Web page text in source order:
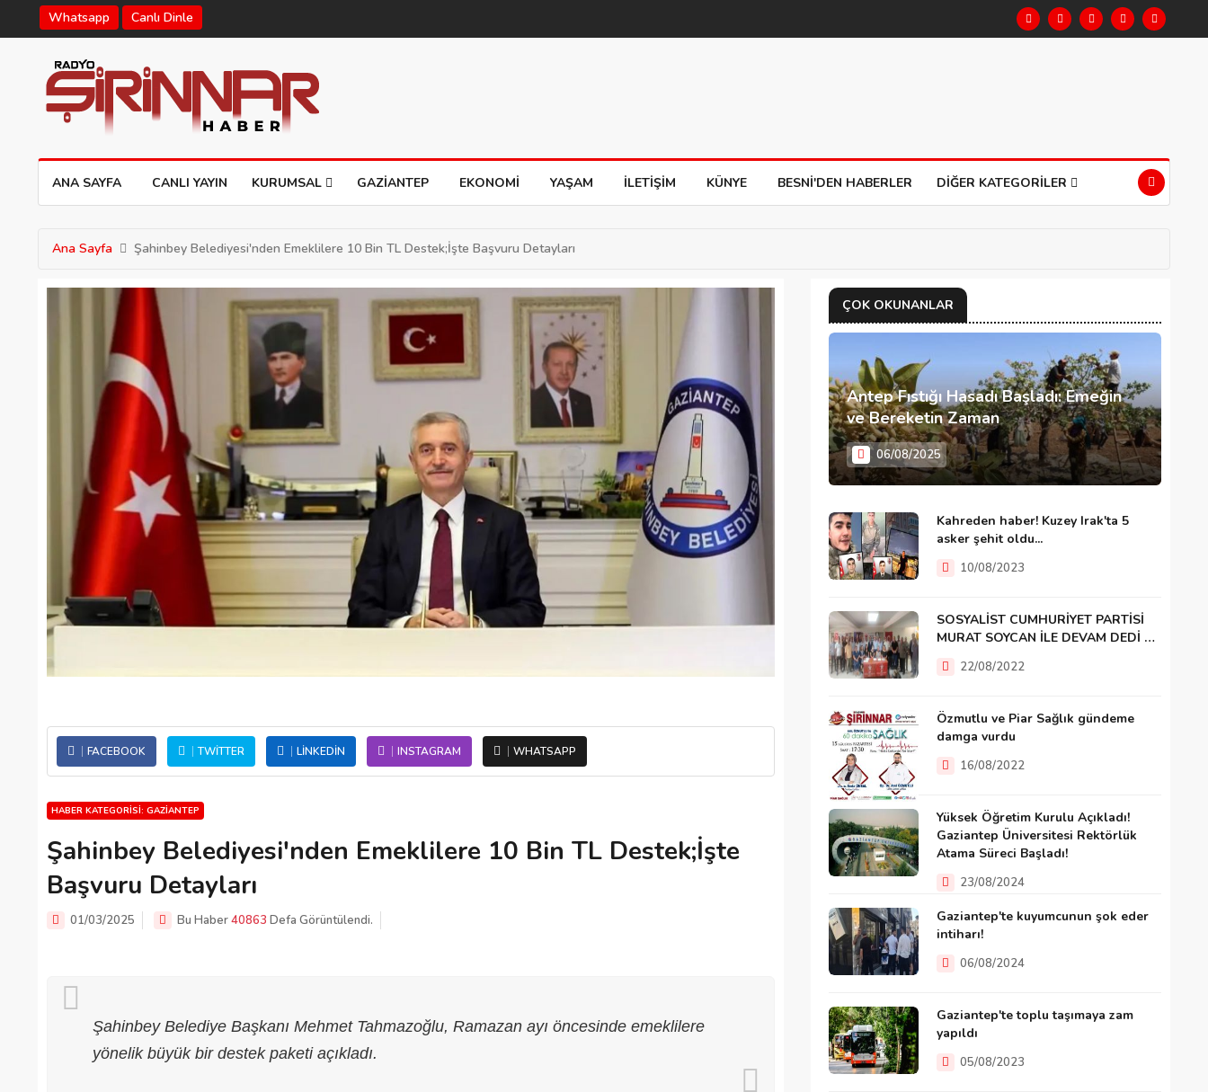
Whatsapp Canlı Dinle
ANA SAYFA CANLI YAYIN KURUMSAL GAZIANTEP EKONOMI YAŞAM İLETIŞIM KÜNYE BESNI'DEN HABERLER DIĞER KATEGORILER
Ana Sayfa Şahinbey Belediyesi'nden Emeklilere 10 Bin TL Destek;İşte Başvuru Detayları
FACEBOOK TWITTER LINKEDIN INSTAGRAM WHATSAPP
HABER KATEGORISI: GAZIANTEP
Şahinbey Belediyesi'nden Emeklilere 10 Bin TL Destek;İşte
Başvuru Detayları
01/03/2025 Bu Haber40863 Defa Görüntülendi.
Şahinbey Belediye Başkanı Mehmet Tahmazoğlu, Ramazan ayı öncesinde emeklilere
yönelik büyük bir destek paketi açıkladı.
ÇOK OKUNANLAR
Antep Fıstığı Hasadı Başladı: Emeğin
ve Bereketin Zaman
06/08/2025
Kahreden haber! Kuzey Irak'ta 5
asker şehit oldu...
10/08/2023
SOSYALİST CUMHURİYET PARTİSİ
MURAT SOYCAN İLE DEVAM DEDİ …
22/08/2022
Özmutlu ve Piar Sağlık gündeme
damga vurdu
16/08/2022
Yüksek Öğretim Kurulu Açıkladı!
Gaziantep Üniversitesi Rektörlük
Atama Süreci Başladı!
23/08/2024
Gaziantep'te kuyumcunun şok eder
intiharı!
06/08/2024
Gaziantep'te toplu taşımaya zam
yapıldı
05/08/2023